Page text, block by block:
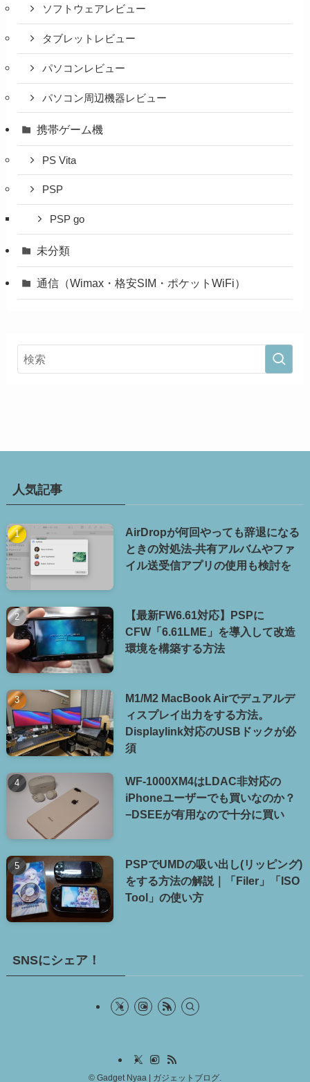
ソフトウェアレビュー
タブレットレビュー
パソコンレビュー
パソコン周辺機器レビュー
携帯ゲーム機
PS Vita
PSP
PSP go
未分類
通信（Wimax・格安SIM・ポケットWiFi）
人気記事
AirDropが何回やっても辞退になる
ときの対処法-共有アルバムやファ
イル送受信アプリの使用も検討を
【最新FW6.61対応】PSPに
CFW「6.61LME」を導入して改造
環境を構築する方法
M1/M2 MacBook Airでデュアルデ
ィスプレイ出力をする方法。
Displaylink対応のUSBドックが必
須
WF-1000XM4はLDAC非対応の
iPhoneユーザーでも買いなのか？
−DSEEが有用なので十分に買い
PSPでUMDの吸い出し(リッピング)
をする方法の解説｜「Filer」「ISO
Tool」の使い方
SNSにシェア！
© Gadget Nyaa | ガジェットブログ.